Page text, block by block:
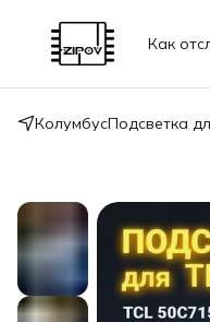
Как
КолумбусПодсветка